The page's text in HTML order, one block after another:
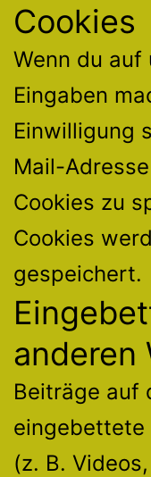
Cookies
Wenn du auf
Eingaben
Einwilligung
Mail-
Cookies zu
Cookies
gespeichert.
anderen
Beiträge auf
eingebettete
(z. B.